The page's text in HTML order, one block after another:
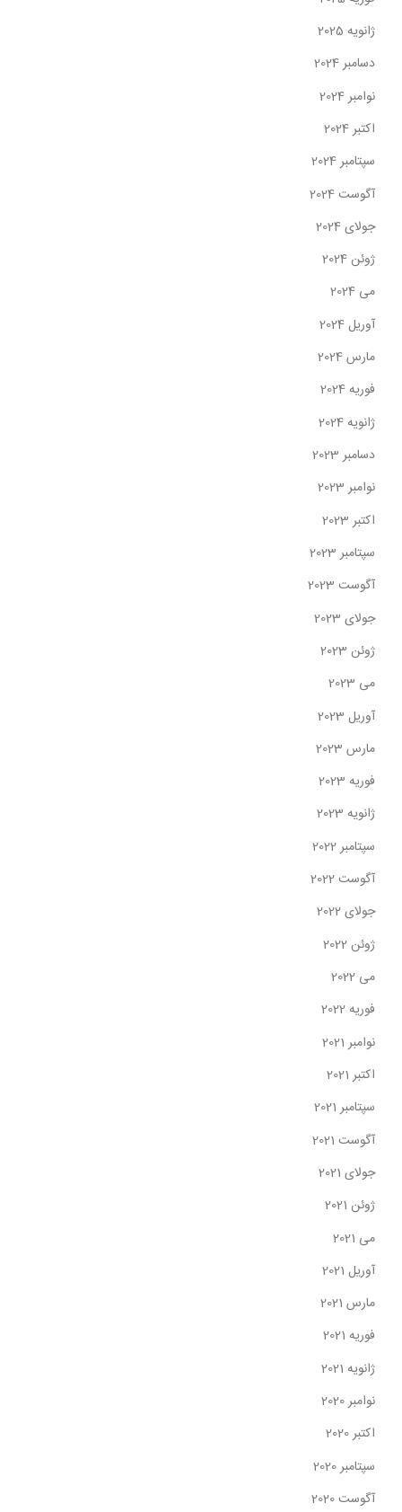
ژانویه 2025
دسامبر 2024
نوامبر 2024
اکتبر 2024
سپتامبر 2024
آگوست 2024
جولای 2024
ژوئن 2024
می 2024
آوریل 2024
مارس 2024
فوریه 2024
ژانویه 2024
دسامبر 2023
نوامبر 2023
اکتبر 2023
سپتامبر 2023
آگوست 2023
جولای 2023
ژوئن 2023
می 2023
آوریل 2023
مارس 2023
فوریه 2023
ژانویه 2023
سپتامبر 2022
آگوست 2022
جولای 2022
ژوئن 2022
می 2022
فوریه 2022
نوامبر 2021
اکتبر 2021
سپتامبر 2021
آگوست 2021
جولای 2021
ژوئن 2021
می 2021
آوریل 2021
مارس 2021
فوریه 2021
ژانویه 2021
نوامبر 2020
اکتبر 2020
سپتامبر 2020
آگوست 2020